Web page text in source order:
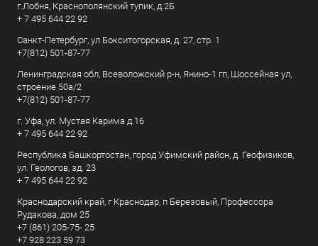
г.Лобня, Краснополянский тупик, д.2Б
+ 7 495 644 22 92
Санкт-Петербург, ул Бокситогорская, д. 27, стр. 1
+7(812) 501-87-77
Ленинградская обл, Всеволожский р-н, Янино-1 гп, Шоссейная ул,
строение 50а/2
+7(812) 501-87-77
г. Уфа, ул. Мустая Карима д.16
+ 7 495 644 22 92
Республика Башкортостан, город Уфимский район, д. Геофизиков,
ул. Геологов, зд. 23
+ 7 495 644 22 92
Краснодарский край, г Краснодар, п Березовый, Профессора
Рудакова, дом 25
+7 (861) 205-75- 25
+7 928 223 59 73